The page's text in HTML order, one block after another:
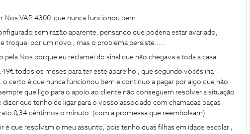
Nos VAP 4300 que nunca funcionou bem.
sem razão aparente, pensando que poderia estar avariado,
e troquei por um novo , mas o problema persiste…..
pela Nos porque eu reclamei do sinal que não chegava a toda a casa.
todos os meses para ter este aparelho , que segundo vocês iria
certo é que nunca funcionou bem e continuo a pagar por algo que não
que ligo para o apoio ao cliente não conseguem resolver a situação
que tenho de ligar para o vosso associado com chamadas pagas
0,34 cêntimos o minuto. (com a promessa que reembolsam)
é que resolvam o meu assunto, pois tenho duas filhas em idade escolar ,